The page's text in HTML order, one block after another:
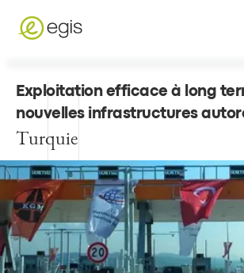
Exploitation efficace à long
nouvelles infrastructures
Turquie